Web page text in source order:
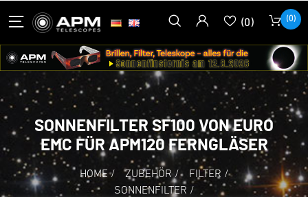
(0) (0)
SONNENFILTER SF100 VON EURO
EMC FÜR APM120 FERNGLÄSER
HOME / ZUBEHÖR / FILTER /
SONNENFILTER /